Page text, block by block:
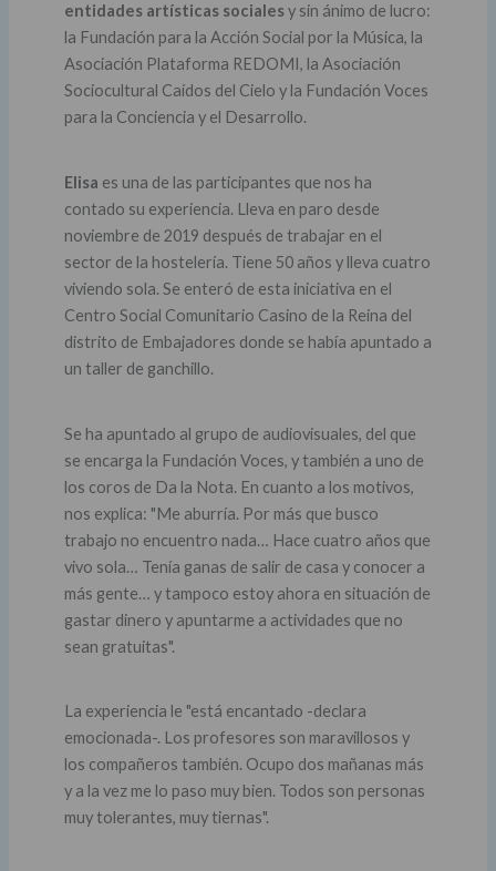
entidades artísticas socialesy sin ánimo de lucro:
la Fundación para la Acción Social por la Música, la
Asociación Plataforma REDOMI, la Asociación
Sociocultural Caídos del Cielo y la Fundación Voces
para la Conciencia y el Desarrollo.
Elisa es una de las participantes que nos ha
contado su experiencia. Lleva en paro desde
noviembre de 2019 después de trabajar en el
sector de la hostelería. Tiene 50 años y lleva cuatro
viviendo sola. Se enteró de esta iniciativa en el
Centro Social Comunitario Casino de la Reina del
distrito de Embajadores donde se había apuntado a
un taller de ganchillo.
Se ha apuntado al grupo de audiovisuales, del que
se encarga la Fundación Voces, y también a uno de
los coros de Da la Nota. En cuanto a los motivos,
nos explica: "Me aburría. Por más que busco
trabajo no encuentro nada… Hace cuatro años que
vivo sola… Tenía ganas de salir de casa y conocer a
más gente… y tampoco estoy ahora en situación de
gastar dinero y apuntarme a actividades que no
sean gratuitas".
La experiencia le "está encantado -declara
emocionada-. Los profesores son maravillosos y
los compañeros también. Ocupo dos mañanas más
y a la vez me lo paso muy bien. Todos son personas
muy tolerantes, muy tiernas".